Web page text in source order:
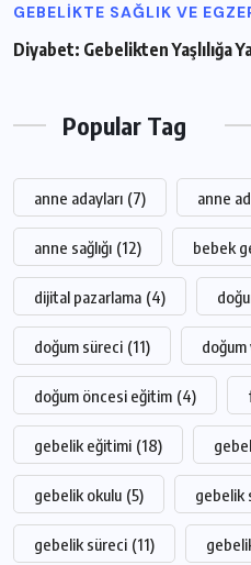
GEBELIKTE SAĞLIK VE
Diyabet: Gebelikten Yaşlılığa
Popular Tag
anne adayları (7) anne
anne sağlığı (12) bebek
dijital pazarlama (4)
doğum süreci (11)
doğum öncesi eğitim (4)
gebelik eğitimi (18)
gebelik okulu (5) gebelik
gebelik süreci (11)